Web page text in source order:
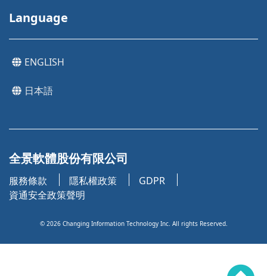
Language
ENGLISH
日本語
全景軟體股份有限公司
服務條款 隱私權政策
GDPR
資通安全政策聲明
© 2026Changing Information Technology Inc. All rights Reserved.